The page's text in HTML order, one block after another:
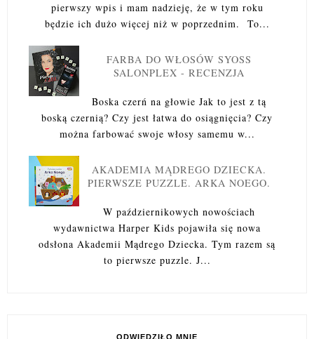
pierwszy wpis i mam nadzieję, że w tym roku
będzie ich dużo więcej niż w poprzednim. To...
FARBA DO WŁOSÓW SYOSS
SALONPLEX - RECENZJA
Boska czerń na głowie Jak to jest z tą
boską czernią? Czy jest łatwa do osiągnięcia? Czy
można farbować swoje włosy samemu w...
AKADEMIA MĄDREGO DZIECKA.
PIERWSZE PUZZLE. ARKA NOEGO.
W październikowych nowościach
wydawnictwa Harper Kids pojawiła się nowa
odsłona Akademii Mądrego Dziecka. Tym razem są
to pierwsze puzzle. J...
ODWIEDZIŁO MNIE